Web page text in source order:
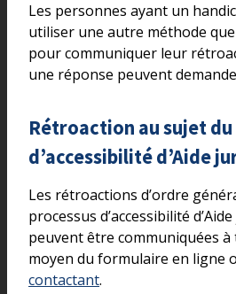
Les personnes ayant un
utiliser une autre méthode
pour communiquer leur
une réponse peuvent
Rétroaction au sujet du
d’accessibilité d’Aide
Les rétroactions d’ordre
processus d’accessibilité
peuvent être communiquées
moyen du formulaire en ligne
contactant.